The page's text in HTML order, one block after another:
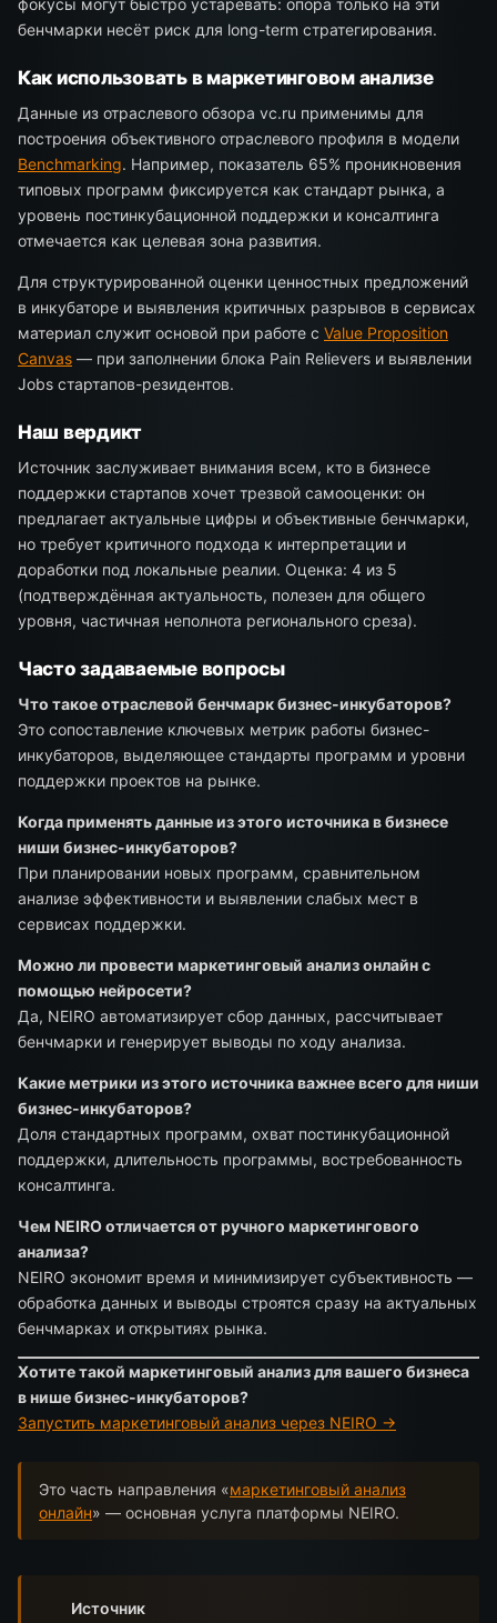
фокусы могут быстро устаревать: опора только на эти
бенчмарки несёт риск для long-term стратегирования.
Как использовать в маркетинговом анализе
Данные из отраслевого обзора vc.ru применимы для
построения объективного отраслевого профиля в модели
Benchmarking. Например, показатель 65% проникновения
типовых программ фиксируется как стандарт рынка, а
уровень постинкубационной поддержки и консалтинга
отмечается как целевая зона развития.
Для структурированной оценки ценностных предложений
в инкубаторе и выявления критичных разрывов в сервисах
материал служит основой при работе с Value Proposition
Canvas — при заполнении блока Pain Relievers и выявлении
Jobs стартапов-резидентов.
Наш вердикт
Источник заслуживает внимания всем, кто в бизнесе
поддержки стартапов хочет трезвой самооценки: он
предлагает актуальные цифры и объективные бенчмарки,
но требует критичного подхода к интерпретации и
доработки под локальные реалии. Оценка: 4 из 5
(подтверждённая актуальность, полезен для общего
уровня, частичная неполнота регионального среза).
Часто задаваемые вопросы
Что такое отраслевой бенчмарк бизнес-инкубаторов?
Это сопоставление ключевых метрик работы бизнес-
инкубаторов, выделяющее стандарты программ и уровни
поддержки проектов на рынке.
Когда применять данные из этого источника в бизнесе
ниши бизнес-инкубаторов?
При планировании новых программ, сравнительном
анализе эффективности и выявлении слабых мест в
сервисах поддержки.
Можно ли провести маркетинговый анализ онлайн с
помощью нейросети?
Да, NEIRO автоматизирует сбор данных, рассчитывает
бенчмарки и генерирует выводы по ходу анализа.
Какие метрики из этого источника важнее всего для ниши
бизнес-инкубаторов?
Доля стандартных программ, охват постинкубационной
поддержки, длительность программы, востребованность
консалтинга.
Чем NEIRO отличается от ручного маркетингового
анализа?
NEIRO экономит время и минимизирует субъективность —
обработка данных и выводы строятся сразу на актуальных
бенчмарках и открытиях рынка.
Хотите такой маркетинговый анализ для вашего бизнеса
в нише бизнес-инкубаторов?
Запустить маркетинговый анализ через NEIRO →
Это часть направления «маркетинговый анализ
онлайн» — основная услуга платформы NEIRO.
Источник